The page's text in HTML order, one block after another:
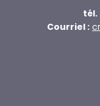
tél.
Courriel :